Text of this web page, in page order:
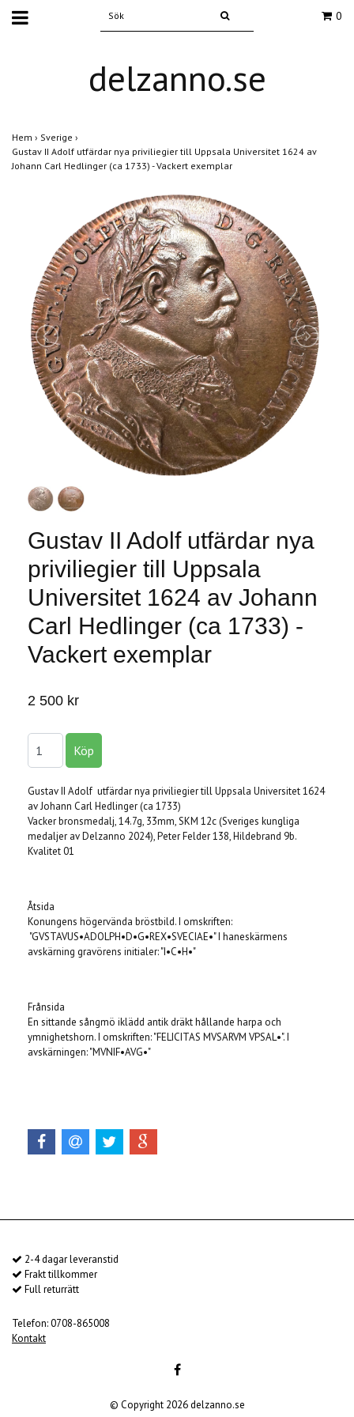
0
delzanno.se
Hem › Sverige ›
Gustav II Adolf utfärdar nya priviliegier till Uppsala Universitet 1624 av
Johann Carl Hedlinger (ca 1733) - Vackert exemplar
Gustav II Adolf utfärdar nya
priviliegier till Uppsala
Universitet 1624 av Johann
Carl Hedlinger (ca 1733) -
Vackert exemplar
2 500 kr
Gustav II Adolf utfärdar nya priviliegier till Uppsala Universitet 1624
av Johann Carl Hedlinger (ca 1733)
Vacker bronsmedalj, 14.7g, 33mm, SKM 12c (Sveriges kungliga
medaljer av Delzanno 2024), Peter Felder 138, Hildebrand 9b.
Kvalitet 01
Åtsida
Konungens högervända bröstbild. I omskriften:
"GVSTAVUS•ADOLPH•D•G•REX•SVECIAE•" I haneskärmens
avskärning gravörens initialer: "I•C•H•"
Frånsida
En sittande sångmö iklädd antik dräkt hållande harpa och
ymnighetshorn. I omskriften: "FELICITAS MVSARVM VPSAL•". I
avskärningen: "MVNIF•AVG•"
2-4 dagar leveranstid
Frakt tillkommer
Full returrätt
Telefon: 0708-865008
Kontakt
© Copyright 2026 delzanno.se